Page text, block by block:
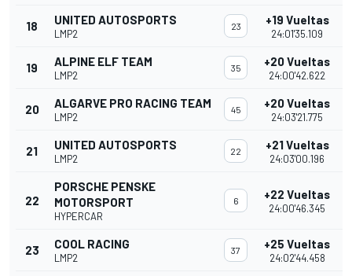
18 UNITED AUTOSPORTS
LMP2
23 +19 Vueltas
24:01'35.109
19 ALPINE ELF TEAM
LMP2
35 +20 Vueltas
24:00'42.622
20 ALGARVE PRO RACING TEAM
LMP2
45 +20 Vueltas
24:03'21.775
21 UNITED AUTOSPORTS
LMP2
22 +21 Vueltas
24:03'00.196
22
PORSCHE PENSKE
MOTORSPORT
HYPERCAR
6 +22 Vueltas
24:00'46.345
23 COOL RACING
LMP2
37 +25 Vueltas
24:02'44.458